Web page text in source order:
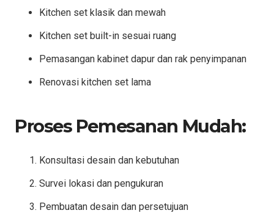
Kitchen set klasik dan mewah
Kitchen set built-in sesuai ruang
Pemasangan kabinet dapur dan rak penyimpanan
Renovasi kitchen set lama
Proses Pemesanan Mudah:
Konsultasi desain dan kebutuhan
Survei lokasi dan pengukuran
Pembuatan desain dan persetujuan